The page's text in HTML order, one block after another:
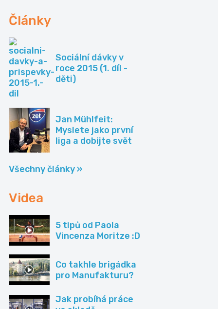
Články
Sociální dávky v
roce 2015 (1. díl -
děti)
Jan Mühlfeit:
Myslete jako první
liga a dobijte svět
Všechny články »
Videa
5 tipů od Paola
Vincenza Moritze :D
Co takhle brigádka
pro Manufakturu?
Jak probíhá práce